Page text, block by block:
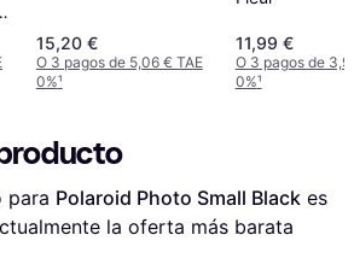
15,20 €
O 3 pagos de 5,06 € TAE
0%¹
11,99 €
O 3 pagos de
0%¹
para Polaroid Photo Small Black
la oferta más barata